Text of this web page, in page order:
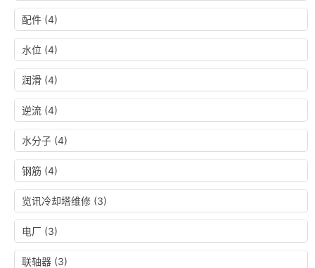
配件 (4)
水位 (4)
润滑 (4)
逆流 (4)
水分子 (4)
钢筋 (4)
览讯冷却塔维修 (3)
电厂 (3)
联轴器 (3)